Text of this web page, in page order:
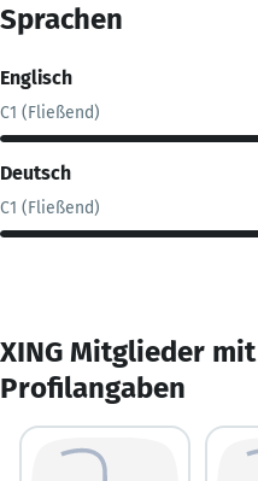
Sprachen
Englisch
C1 (Fließend)
Deutsch
C1 (Fließend)
XING Mitglieder
Profilangaben